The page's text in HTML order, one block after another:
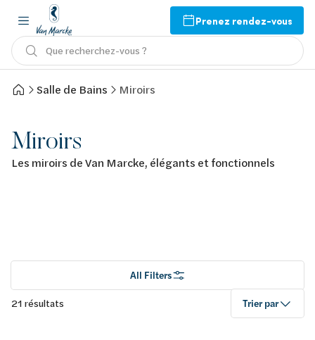
Prenez rendez-vous
Que recherchez-vous ?
Salle de Bains Miroirs
Miroirs
Les miroirs de Van Marcke, élégants et fonctionnels
All Filters
21 résultats Trier par